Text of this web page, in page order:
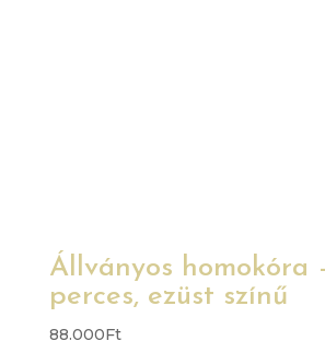
Állványos homokóra
perces, ezüst színű
88.000Ft